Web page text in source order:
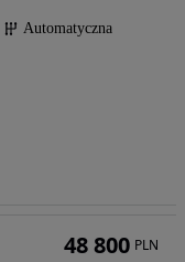
Automatyczna
48 800 PLN